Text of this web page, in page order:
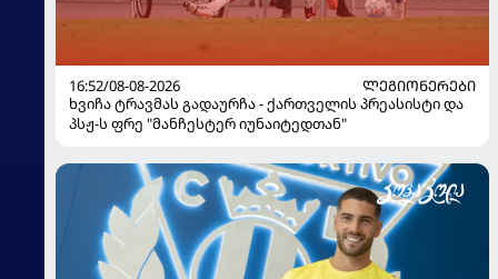
16:52/08-08-2026
ᲚᲔᲒᲘᲝᲜᲔᲠᲔᲑᲘ
ხვიჩა ტრავმას გადაურჩა - ქართველის პრეასისტი და
პსჟ-ს ფრე "მანჩესტერ იუნაიტედთან"